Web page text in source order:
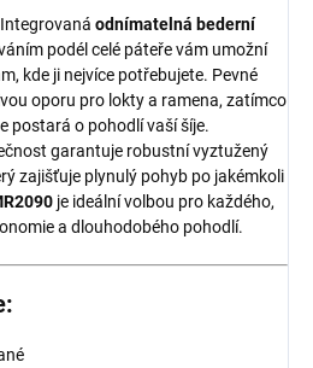
odnímatelná bederní
podél celé páteře vám umožní
kde ji nejvíce potřebujete. Pevné
oporu pro lokty a ramena, zatímco
postará o pohodlí vaší šíje.
garantuje robustní vyztužený
zajišťuje plynulý pohyb po jakémkoli
je ideální volbou pro každého,
a dlouhodobého pohodlí.